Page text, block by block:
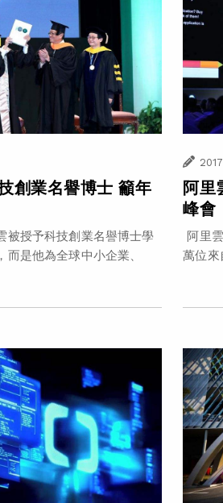
創業名譽博士 籲年
被授予科技創業名譽博士學
是他為全球中小企業、
阿里
峰會
阿里
萬位來